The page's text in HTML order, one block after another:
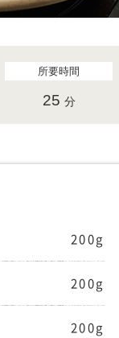
所要時間
25 分
200g
200g
200g